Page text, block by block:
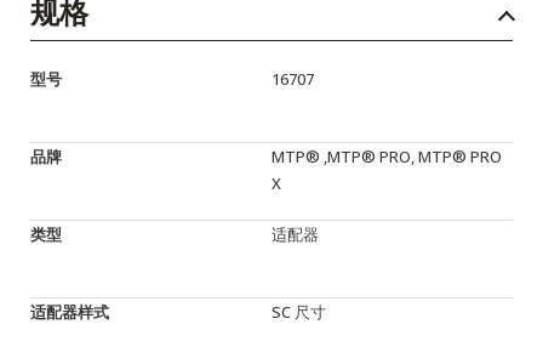
规格
型号 16707
品牌
MTP® ,MTP® PRO, MTP® PRO
X
类型 适配器
适配器样式 SC 尺寸